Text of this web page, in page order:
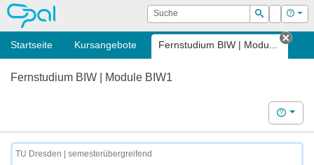
OPAL Suche
Suchen
Login Hilfe
Startseite Kursangebote Fernstudium BIW | Modu...
Tab
Fernstudium BIW | Module BIW1
Hilfe
TU Dresden | semesterübergreifend